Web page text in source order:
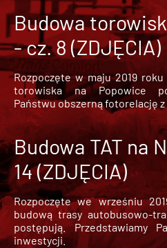
Budowa
- cz. 8 (ZDJĘCIA)
Rozpoczęte w maju 2019
torowiska na Popowice
Państwu obszerną fotorelację
Budowa TAT na
14 (ZDJĘCIA)
Rozpoczęte we wrześniu
budową trasy autobusowo-
postępują. Przedstawiamy
inwestycji.